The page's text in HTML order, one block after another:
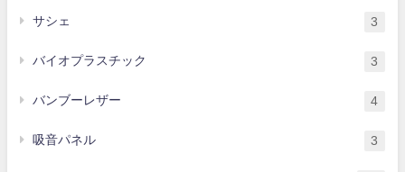
サシェ 3
バイオプラスチック 3
バンブーレザー 4
吸音パネル 3